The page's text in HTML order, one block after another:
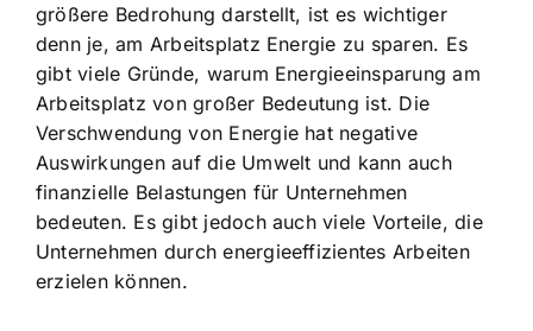
größere Bedrohung darstellt, ist es wichtiger
denn je, am Arbeitsplatz Energie zu sparen. Es
gibt viele Gründe, warum Energieeinsparung am
Arbeitsplatz von großer Bedeutung ist. Die
Verschwendung von Energie hat negative
Auswirkungen auf die Umwelt und kann auch
finanzielle Belastungen für Unternehmen
bedeuten. Es gibt jedoch auch viele Vorteile, die
Unternehmen durch energieeffizientes Arbeiten
erzielen können.